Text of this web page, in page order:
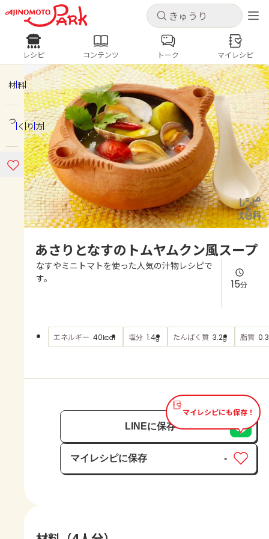
キャンセル
ログインするとレシピを保存できます
ログイン 新規登録
ホーム
コンテンツ
レシピ
よくあるお問い合わせ
AJINOMOTO PARK とは
キャンセル
レシピ コンテンツ
人気の食材・レシピ
きゅうり なす トマト
とうもろこし
ピーマン
みょうが ゴーヤ
レシピ コンテンツ トーク マイレシピ
材料
つくり方
あさりとなすのトムヤムクン風スープ
なすやミニトマトを使った人気の汁物レシピで
す。
15分
エネルギー 40kcal 塩分 1.4g たんぱく質 3.2g 脂質 0.3
マイレシピにも保存！
LINEに保存
マイレシピに保存
保存済み
-